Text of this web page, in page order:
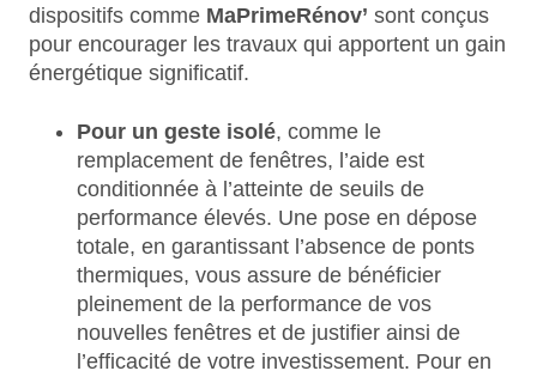
dispositifs comme MaPrimeRénov’ sont conçus
pour encourager les travaux qui apportent un gain
énergétique significatif.
Pour un geste isolé, comme le
remplacement de fenêtres, l’aide est
conditionnée à l’atteinte de seuils de
performance élevés. Une pose en dépose
totale, en garantissant l’absence de ponts
thermiques, vous assure de bénéficier
pleinement de la performance de vos
nouvelles fenêtres et de justifier ainsi de
l’efficacité de votre investissement. Pour en